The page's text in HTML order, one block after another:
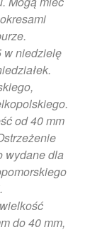
w niedzielę
od 40 mm
wydane dla
do 40 mm,